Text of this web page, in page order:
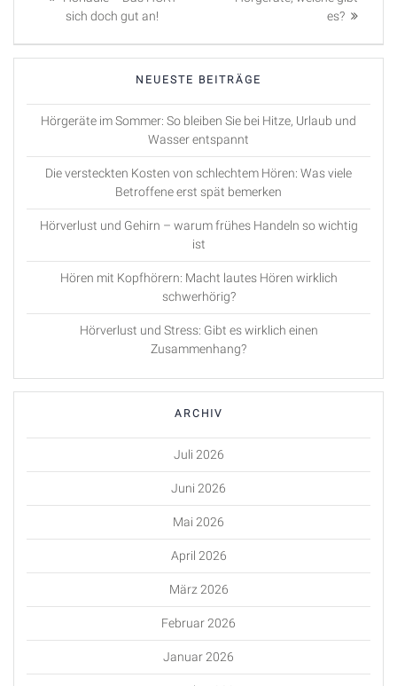
post:
sich doch gut an!
es?
NEUESTE BEITRÄGE
Hörgeräte im Sommer: So bleiben Sie bei Hitze, Urlaub und
Wasser entspannt
Die versteckten Kosten von schlechtem Hören: Was viele
Betroffene erst spät bemerken
Hörverlust und Gehirn – warum frühes Handeln so wichtig
ist
Hören mit Kopfhörern: Macht lautes Hören wirklich
schwerhörig?
Hörverlust und Stress: Gibt es wirklich einen
Zusammenhang?
ARCHIV
Juli 2026
Juni 2026
Mai 2026
April 2026
März 2026
Februar 2026
Januar 2026